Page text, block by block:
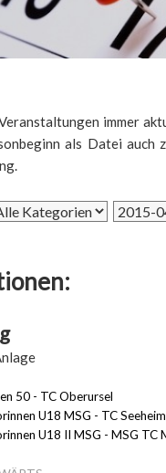
immer
als Datei auch
50 - TC Oberursel
U18 MSG - TC
U18 II MSG - MSG